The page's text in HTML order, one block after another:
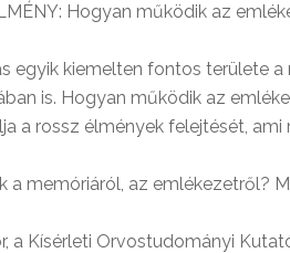
Hogyan működik az
egyik kiemelten fontos területe
is. Hogyan működik az
a rossz élmények felejtését,
a memóriáról, az emlékezetről?
a Kísérleti Orvostudományi